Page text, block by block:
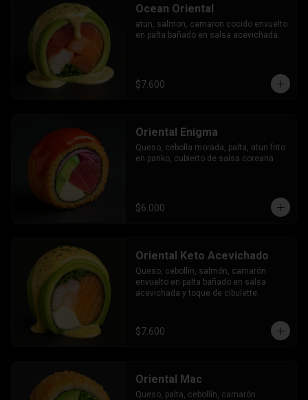
Ocean Oriental
atun, salmon, camaron cocido envuelto
en palta bañado en salsa acevichada.
$7.600
Oriental Enigma
Queso, cebolla morada, palta, atun frito
en panko, cubierto de salsa coreana
$6.000
Oriental Keto Acevichado
Queso, cebollín, salmón, camarón
envuelto en palta bañado en salsa
acevichada y toque de cibulette.
$7.600
Oriental Mac
Queso, palta, cebollín, camarón